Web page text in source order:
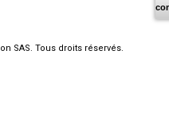
SAS. Tous droits réservés.